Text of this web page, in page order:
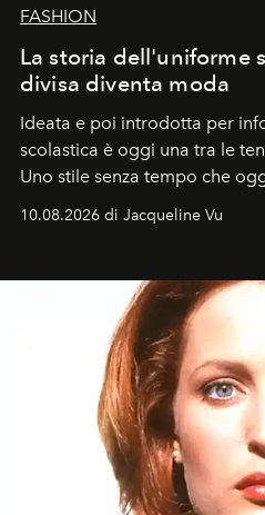
FASHION
La storia dell'uniforme
divisa diventa moda
Ideata e poi introdotta per
scolastica è oggi una tra le
Uno stile senza tempo che
tradizionale e sulla cultura pop.
10.08.2026 di Jacqueline Vu